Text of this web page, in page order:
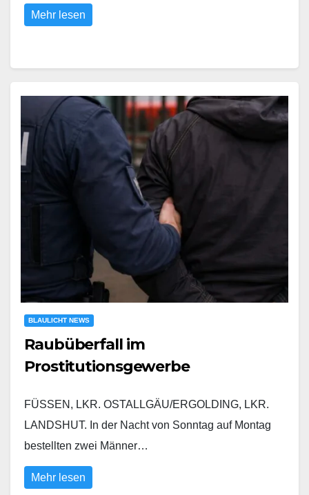
Mehr lesen
BLAULICHT NEWS
Raubüberfall im
Prostitutionsgewerbe
FÜSSEN, LKR. OSTALLGÄU/ERGOLDING, LKR.
LANDSHUT. In der Nacht von Sonntag auf Montag
bestellten zwei Männer…
Mehr lesen